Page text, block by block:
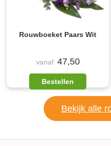
Rouwboeket Paars Wit
vanaf 47,50
Bestellen
Bekijk alle